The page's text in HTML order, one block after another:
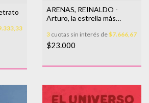
ARENAS, REINALDO -
Arturo, la estrella más
3 cuotas sin interés de$7.666,67
$23.000